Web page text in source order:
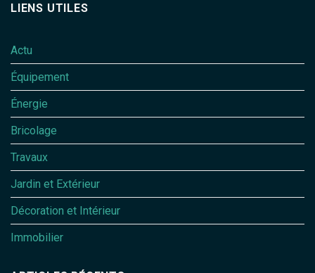
LIENS UTILES
Actu
Équipement
Énergie
Bricolage
Travaux
Jardin et Extérieur
Décoration et Intérieur
Immobilier